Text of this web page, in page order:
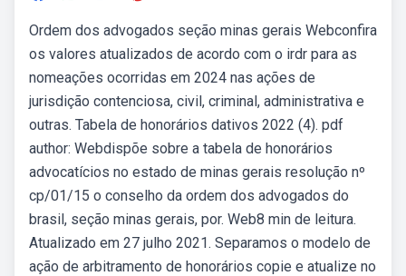
Ordem dos advogados seção minas gerais Webconfira
os valores atualizados de acordo com o irdr para as
nomeações ocorridas em 2024 nas ações de
jurisdição contenciosa, civil, criminal, administrativa e
outras. Tabela de honorários dativos 2022 (4). pdf
author: Webdispõe sobre a tabela de honorários
advocatícios no estado de minas gerais resolução nº
cp/01/15 o conselho da ordem dos advogados do
brasil, seção minas gerais, por. Web8 min de leitura.
Atualizado em 27 julho 2021. Separamos o modelo de
ação de arbitramento de honorários copie e atualize no